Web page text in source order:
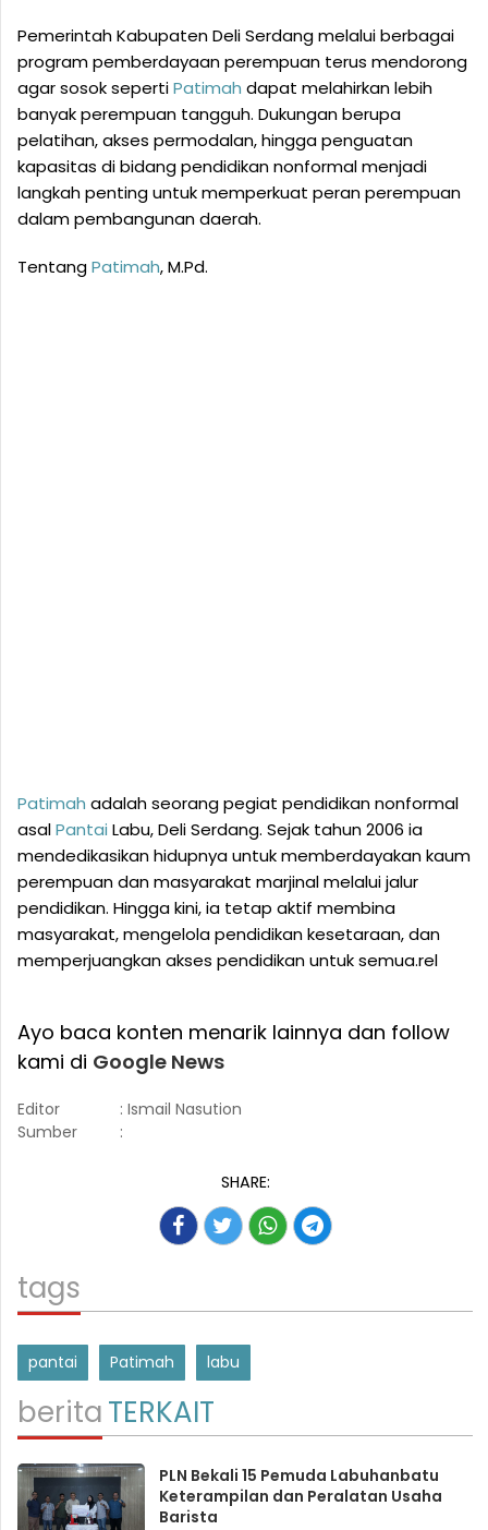
Pemerintah Kabupaten Deli Serdang melalui berbagai
program pemberdayaan perempuan terus mendorong
agar sosok sepertiPatimah dapat melahirkan lebih
banyak perempuan tangguh. Dukungan berupa
pelatihan, akses permodalan, hingga penguatan
kapasitas di bidang pendidikan nonformal menjadi
langkah penting untuk memperkuat peran perempuan
dalam pembangunan daerah.
TentangPatimah, M.Pd.
Patimah adalah seorang pegiat pendidikan nonformal
asalPantai Labu, Deli Serdang. Sejak tahun 2006 ia
mendedikasikan hidupnya untuk memberdayakan kaum
perempuan dan masyarakat marjinal melalui jalur
pendidikan. Hingga kini, ia tetap aktif membina
masyarakat, mengelola pendidikan kesetaraan, dan
memperjuangkan akses pendidikan untuk semua.rel
Ayo baca konten menarik lainnya dan follow
kami di Google News
Editor
: Ismail Nasution
Sumber
:
SHARE:
tags
pantai Patimah labu
beritaTERKAIT
PLN Bekali 15 Pemuda Labuhanbatu
Keterampilan dan Peralatan Usaha
Barista